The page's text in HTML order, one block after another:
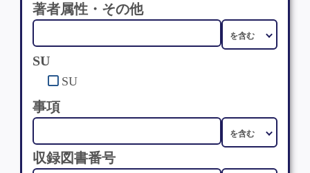
著者属性・その他
SU
SU
事項
収録図書番号